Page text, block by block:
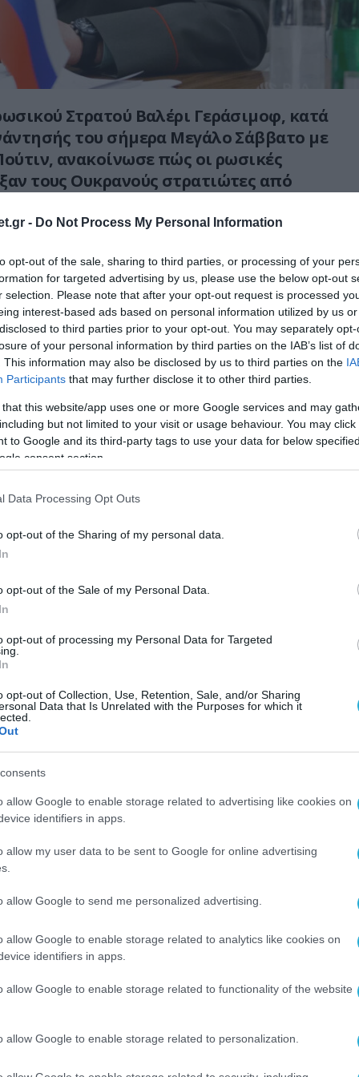
- Do Not Process My Personal Information
opt-out of the sale, sharing to third parties, or processing of your
for targeted advertising by us, please use the below opt-out
selection. Please note that after your opt-out request is processed
interest-based ads based on personal information utilized by us
to third parties prior to your opt-out. You may separately
of your personal information by third parties on the IAB’s list of
This information may also be disclosed by us to third parties on the
Participants that may further disclose it to other third parties.
that this website/app uses one or more Google services and may
but not limited to your visit or usage behaviour. You may
to Google and its third-party tags to use your data for below
consent section.
Data Processing Opt Outs
opt-out of the Sharing of my personal data.
opt-out of the Sale of my Personal Data.
opt-out of processing my Personal Data for Targeted
opt-out of Collection, Use, Retention, Sale, and/or Sharing
Data that Is Unrelated with the Purposes for which it
allow Google to enable storage related to advertising like cookies on
identifiers in apps.
allow my user data to be sent to Google for online advertising
allow Google to send me personalized advertising.
allow Google to enable storage related to analytics like cookies on
identifiers in apps.
allow Google to enable storage related to functionality of the website
allow Google to enable storage related to personalization.
Στρατού Βαλέρι Γεράσιμοφ, κατά
του σήμερα Μεγάλο Σάββατο με
ανακοίνωσε πώς οι ρωσικές
τους Ουκρανούς στρατιώτες από
είπε ο Γεράσιμοφ στον Ρώσο
Πούτιν, κατά τη συνάντηση που είχαν και
τηλεόραση.
χιλιόμετρα, το 99,5%»,διευκρίνισε.
have regained control over 99% of the territory
region previously seized by Ukraine
development, President Vladimir Putin has
“Easter truce,” declaring a ceasefire until
pic.twitter.com/6dIT3hZGTj
(@WIONews)April 19, 2025
του Κουρσκ,
ανακοίνωσε ότι οι ρωσικές
να απωθήσει τις ουκρανικές δυνάμεις
τον περασμένο Αύγουστο, μετά την
τους που έφερε σε δύσκολη θέση τον
pueblo tras pueblo, Rusia acaba de liberar
de Kursk.pic.twitter.com/txqiogyoLs
θα αποκτούσε ένα διαπραγματευτικό
συνομιλίες για τον τερματισμό του
https://t.co/w1RLmR8s18